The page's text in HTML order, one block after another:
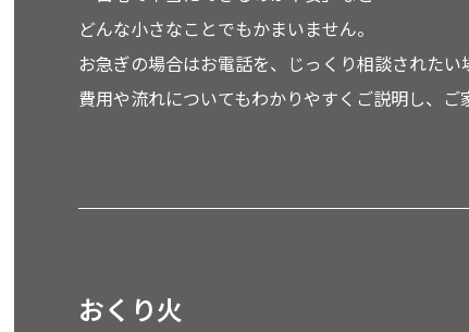
どんな小さなことでもかまいません。
お急ぎの場合はお電話を、じっくり相談されたい
費用や流れについてもわかりやすくご説明し、ご
おくり火